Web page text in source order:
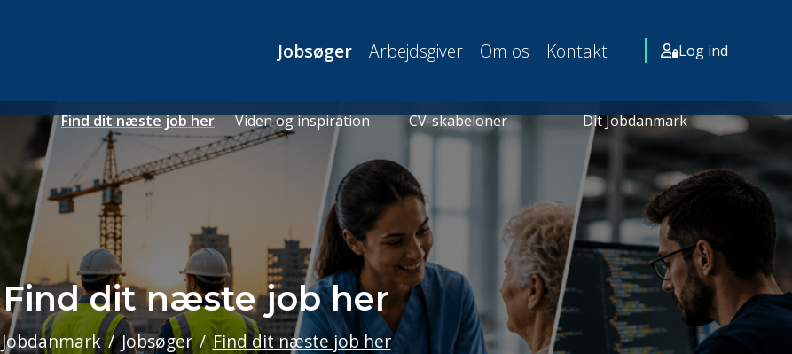
Jobsøger
Find dit næste job her Viden og inspiration CV-skabeloner Dit Jobdanmark
Arbejdsgiver Om os Kontakt Log ind
Find dit næste job her
Jobdanmark Jobsøger Find dit næste job her